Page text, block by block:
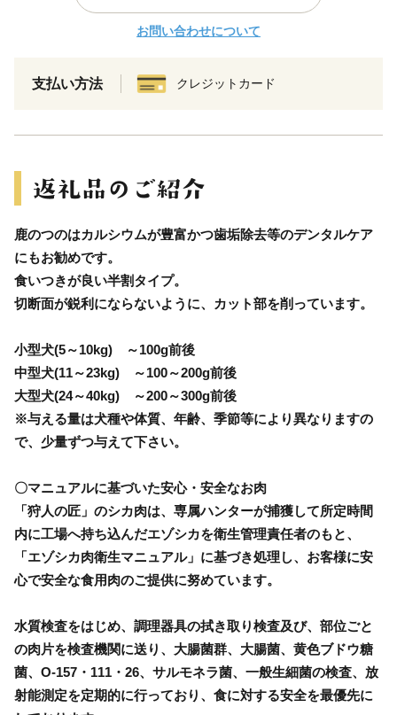
お問い合わせについて
支払い方法 クレジットカード
鹿のつのはカルシウムが豊富かつ歯垢除去等のデンタルケア
にもお勧めです。
食いつきが良い半割タイプ。
切断面が鋭利にならないように、カット部を削っています。
小型犬(5～10kg) ～100g前後
中型犬(11～23kg) ～100～200g前後
大型犬(24～40kg) ～200～300g前後
※与える量は犬種や体質、年齢、季節等により異なりますの
で、少量ずつ与えて下さい。
〇マニュアルに基づいた安心・安全なお肉
「狩人の匠」のシカ肉は、専属ハンターが捕獲して所定時間
内に工場へ持ち込んだエゾシカを衛生管理責任者のもと、
「エゾシカ肉衛生マニュアル」に基づき処理し、お客様に安
心で安全な食用肉のご提供に努めています。
水質検査をはじめ、調理器具の拭き取り検査及び、部位ごと
の肉片を検査機関に送り、大腸菌群、大腸菌、黄色ブドウ糖
菌、O-157・111・26、サルモネラ菌、一般生細菌の検査、放
射能測定を定期的に行っており、食に対する安全を最優先に